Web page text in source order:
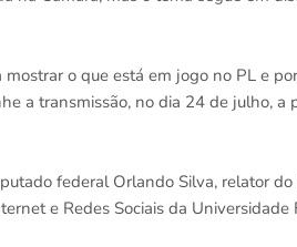
o que está em jogo no PL e
a transmissão, no dia 24 de julho, a
federal Orlando Silva, relator
e Redes Sociais da Universidade